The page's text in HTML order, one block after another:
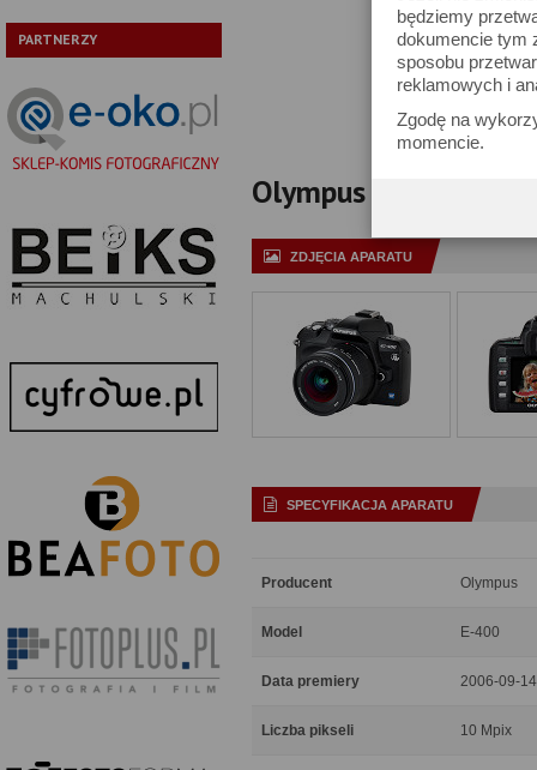
będziemy
dokumencie tym
sposobu
reklamowych i
Zgodę na
momencie.
PARTNERZY
Typ:
Pokaż tylko
Olympus E-400 -
ZDJĘCIA APARATU
SPECYFIKACJA APARATU
Producent Olympus
Model E-400
Data premiery 2006-09-14
Liczba pikseli 10 Mpix